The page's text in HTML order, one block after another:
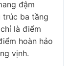
đậm
trúc ba tầng
là điểm
hoàn hảo
vịnh.